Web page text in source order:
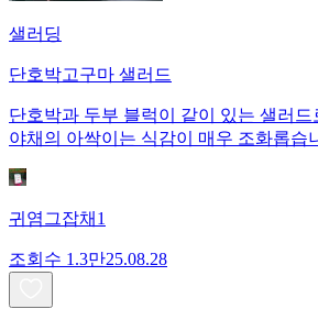
샐러딩
단호박고구마 샐러드
단호박과 두부 블럭이 같이 있는 샐러
야채의 아싹이는 식감이 매우 조화롭습
귀염그잡채1
조회수 1.3만25.08.28